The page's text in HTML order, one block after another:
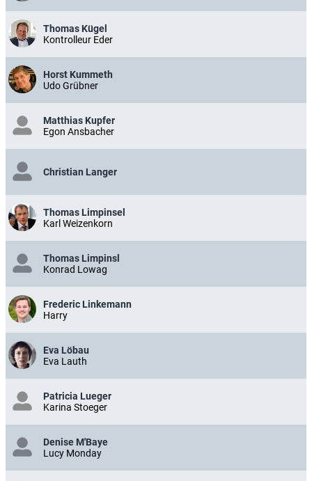
Thomas Kügel
Kontrolleur Eder
Horst Kummeth
Udo Grübner
Matthias Kupfer
Egon Ansbacher
Christian Langer
Thomas Limpinsel
Karl Weizenkorn
Thomas Limpinsl
Konrad Lowag
Frederic Linkemann
Harry
Eva Löbau
Eva Lauth
Patricia Lueger
Karina Stoeger
Denise M'Baye
Lucy Monday